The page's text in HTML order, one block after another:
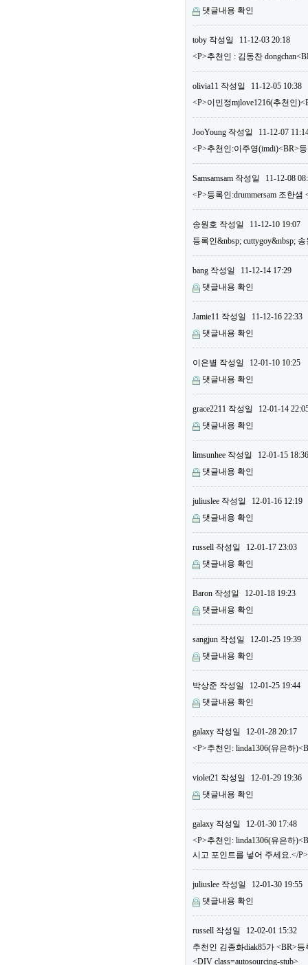
댓글내용 확인
toby 작성일
11-12-03 20:18
<P>추천인 : 김동찬
olivia11 작성일
11-12-05 10:38
<P>이민정mjlove1216(추천인
JooYoung 작성일
11-12-07
<P>추천인:이주영(imdi)<BR>
Samsamsam 작성일
11-12-08
<P>등록인:drummersam 조한
송원호 작성일
11-12-10 19:07
등록인&nbsp; cuttygoy&nbsp;
bang 작성일
11-12-14 17:29
댓글내용 확인
Jamie11 작성일
11-12-16 22:33
댓글내용 확인
이은별 작성일
12-01-10 10:25
댓글내용 확인
grace2211 작성일
12-01-14
댓글내용 확인
limsunhee 작성일
12-01-15 18:36
댓글내용 확인
juliuslee 작성일
12-01-16 12:19
댓글내용 확인
russell 작성일
12-01-17 23:03
댓글내용 확인
Baron 작성일
12-01-18 19:23
댓글내용 확인
sangjun 작성일
12-01-25 19:39
댓글내용 확인
박상준 작성일
12-01-25 19:44
댓글내용 확인
galaxy 작성일
12-01-28 20:17
<P>추천인: linda1306(유은하
violet21 작성일
12-01-29 19:36
댓글내용 확인
galaxy 작성일
12-01-30 17:48
<P>추천인: linda1306(유은하
시고 포인트를 넣어 주세요.</P>
juliuslee 작성일
12-01-30 19:55
댓글내용 확인
russell 작성일
12-02-01 15:32
추천인 김종화diak85가 <BR>
<DIV class=autosourcing-stub>